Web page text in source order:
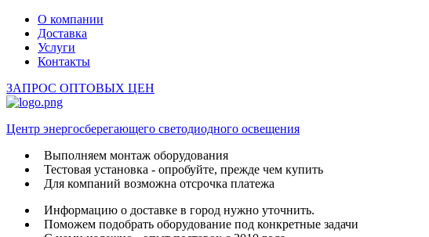
О компании
Доставка
Услуги
Контакты
ЗАПРОС ОПТОВЫХ ЦЕН
Центр энергосберегающего светодиодного освещения
Выполняем монтаж оборудования
Тестовая установка - опробуйте, прежде чем купить
Для компаний возможна отсрочка платежа
Информацию о доставке в город нужно уточнить.
Поможем подобрать оборудование под конкретные задачи